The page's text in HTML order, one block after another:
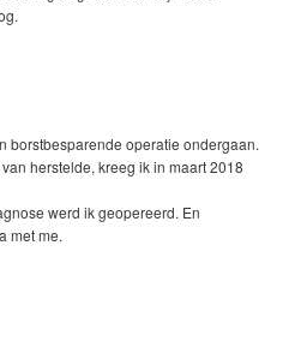
borstbesparende operatie ondergaan.
herstelde, kreeg ik in maart 2018
werd ik geopereerd. En
met me.